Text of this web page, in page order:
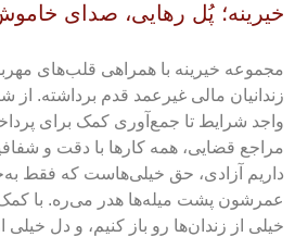
خیرینه؛ پُل رهایی، صدای
مجموعه خیرینه با همراهی قلب‌های
زندانیان مالی غیرعمد قدم برداشته. از
واجد شرایط تا جمع‌آوری کمک برای
مراجع قضایی، همه کارها با دقت و
داریم آزادی، حق خیلی‌هاست که فقط
عمرشون پشت میله‌ها هدر می‌ره. با
خیلی از زندان‌ها رو باز کنیم، و دل خیلی